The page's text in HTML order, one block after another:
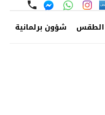
الطقس شؤون برلمانية